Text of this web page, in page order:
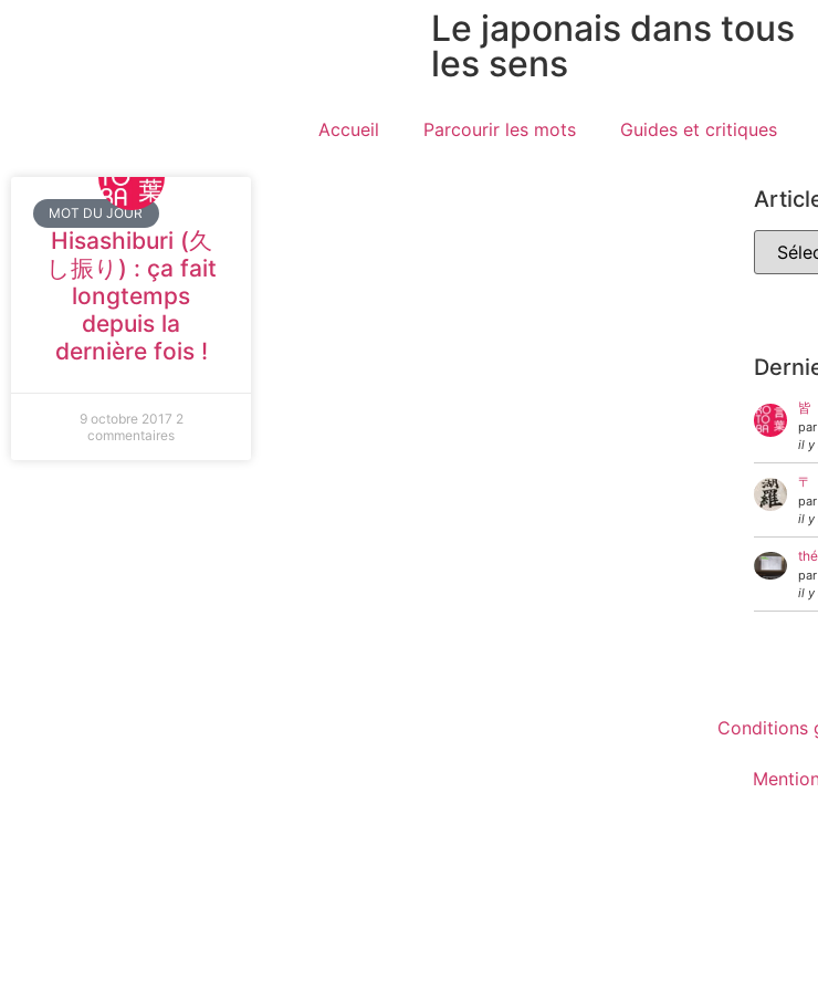
Le japonais dans tous
les sens
Accueil Parcourir les mots Guides et critiques
MOT DU JOUR
Hisashiburi (久
し振り) : ça fait
longtemps
depuis la
dernière fois !
9 octobre 2017 2
commentaires
皆
par
il y
〒
par
il y
par
il y
Conditions